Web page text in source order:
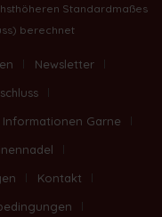
Standardmaßes
berechnet
Newsletter
Informationen Garne
Kontakt